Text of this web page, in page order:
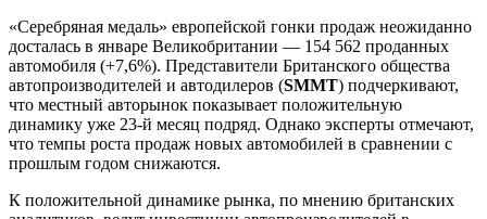
«Серебряная медаль» европейской гонки продаж неожиданно
досталась в январе Великобритании — 154 562 проданных
автомобиля (+7,6%). Представители Британского общества
автопроизводителей и автодилеров (SMMT) подчеркивают,
что местный авторынок показывает положительную
динамику уже 23-й месяц подряд. Однако эксперты отмечают,
что темпы роста продаж новых автомобилей в сравнении с
прошлым годом снижаются.
К положительной динамике рынка, по мнению британских